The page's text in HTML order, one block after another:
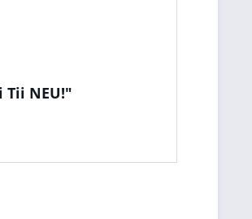
Tii NEU!"